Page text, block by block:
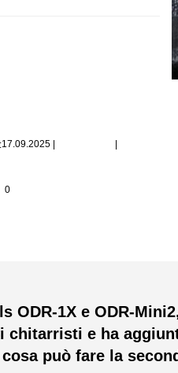
17.09.2025
0
ODR-1X e ODR-
chitarristi e ha
può fare la